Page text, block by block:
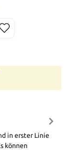
in erster Linie
können